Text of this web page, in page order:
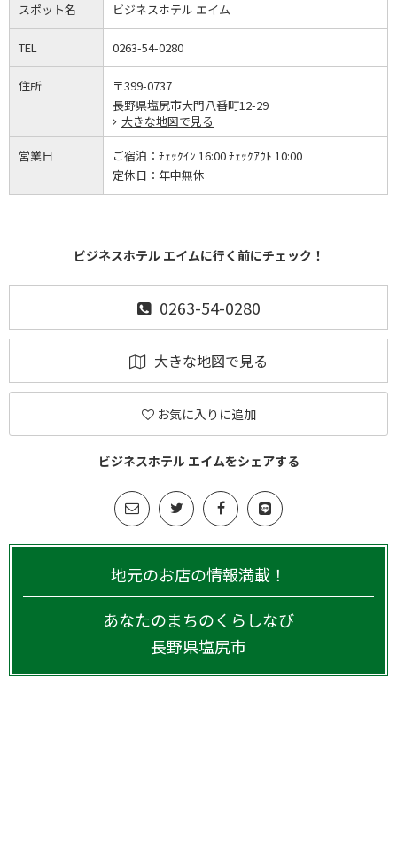
スポット名 ビジネスホテル エイム
TEL 0263-54-0280
住所
〒399-0737
長野県塩尻市大門八番町12-29
大きな地図で見る
営業日 ご宿泊： ﾁｪｯｸｲﾝ 16:00 ﾁｪｯｸｱｳﾄ 10:00
定休日： 年中無休
ビジネスホテル エイムに行く前にチェック！
0263-54-0280
大きな地図で見る
お気に入りに追加
ビジネスホテル エイムをシェアする
地元のお店の情報満載！
あなたのまちのくらしなび
長野県塩尻市